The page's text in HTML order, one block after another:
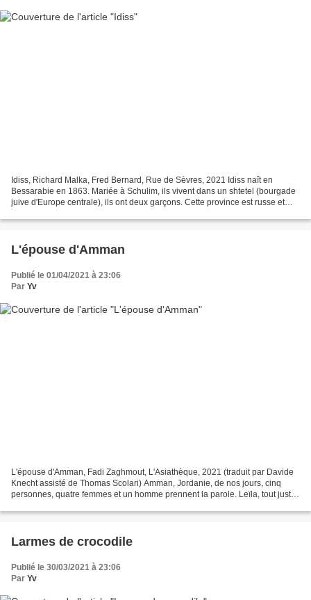
Idiss, Richard Malka, Fred Bernard, Rue de Sèvres, 2021 Idiss naît en
Bessarabie en 1863. Mariée à Schulim, ils vivent dans un shtetel (bourgade
juive d'Europe centrale), ils ont deux garçons. Cette province est russe et
L'épouse d'Amman
Publié le 01/04/2021 à 23:06
Par Yv
L'épouse d'Amman, Fadi Zaghmout, L'Asiathèque, 2021 (traduit par Davide
Knecht assisté de Thomas Scolari) Amman, Jordanie, de nos jours, cinq
personnes, quatre femmes et un homme prennent la parole. Leïla, tout juste
Larmes de crocodile
Publié le 30/03/2021 à 23:06
Par Yv